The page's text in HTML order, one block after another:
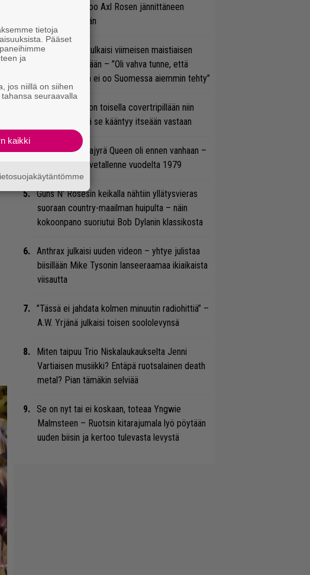
McKagan kertoo Axl Rosen jännittäneen
AC/DC-pestiään
Marko Annala julkaisi viimeisen maistiaisen
soolodebyytiltään – ”Oli vahva tunne, että
tällaista musaa ei oo Suomessa aiemmin tehty”
Arvio: Saimaa on toisella covertripillään niin
suvereeni, että se kääntyy itseään vastaan
Tällainen keikkajyrä Queen oli ennen vanhaan –
katso tulinen livetallenne vuodelta 1979
Guns N’ Rosesin keikalla nähtiin yllätysvieras
suoraan country-maailman huipulta – näin
kokoonpano suoriutui Bob Dylanin klassikosta
Anthrax julkaisi uuden videon – yhtye julistaa
biisillään Mike Tysonin lanseeraamaa ikiaikaista
viisautta
”Tässä ei jahdata kolmen minuutin radiohittiä” –
A.W. Yrjänä julkaisi toisen soololevynsä
Miten taipuu Trio Niskalaukaukselta Jenni
Vartiaisen musiikki? Entäpä ruotsalainen death
metal? Pian tämäkin selviää
Se on nyt tai ei koskaan, toteaa Yngwie
Malmsteen – Ruotsin kitarajumala lyö pöytään
uuden biisin ja kertoo tulevasta levystä
tietoja
Pääset
ja
jos niillä on siihen
seuraavalla
kaikki